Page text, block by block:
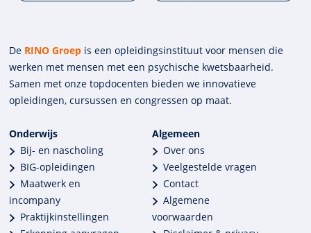
De RINO Groep is een opleidings­insti­tuut voor mensen die
werken met mensen met een psychische kwets­baar­heid.
Samen met onze top­docenten bieden we innova­tieve
opleidingen, cursussen en congres­sen op maat.
Onderwijs
Bij- en nascholing
BIG-opleidingen
Maatwerk en
incompany
Praktijkinstellingen
Algemeen
Over ons
Veelgestelde vragen
Contact
Algemene
voorwaarden